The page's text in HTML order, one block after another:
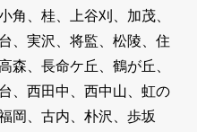
角、桂、上谷刈、加茂、
、実沢、将監、松陵、住
森、長命ケ丘、鶴が丘、
、西田中、西中山、虹の
岡、古内、朴沢、歩坂